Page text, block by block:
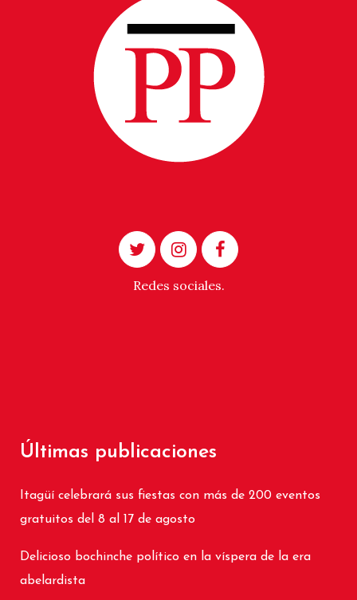
Redes sociales.
Últimas publicaciones
Itagüí celebrará sus fiestas con más de 200 eventos
gratuitos del 8 al 17 de agosto
Delicioso bochinche político en la víspera de la era
abelardista